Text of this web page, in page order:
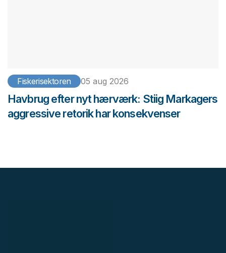
Fiskerisektoren 05 aug 2026
Havbrug efter nyt hærværk: Stiig Markagers
aggressive retorik har konsekvenser